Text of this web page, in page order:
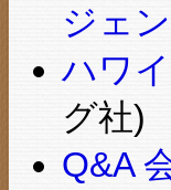
ジェ
ハワ
グ社)
Q&A